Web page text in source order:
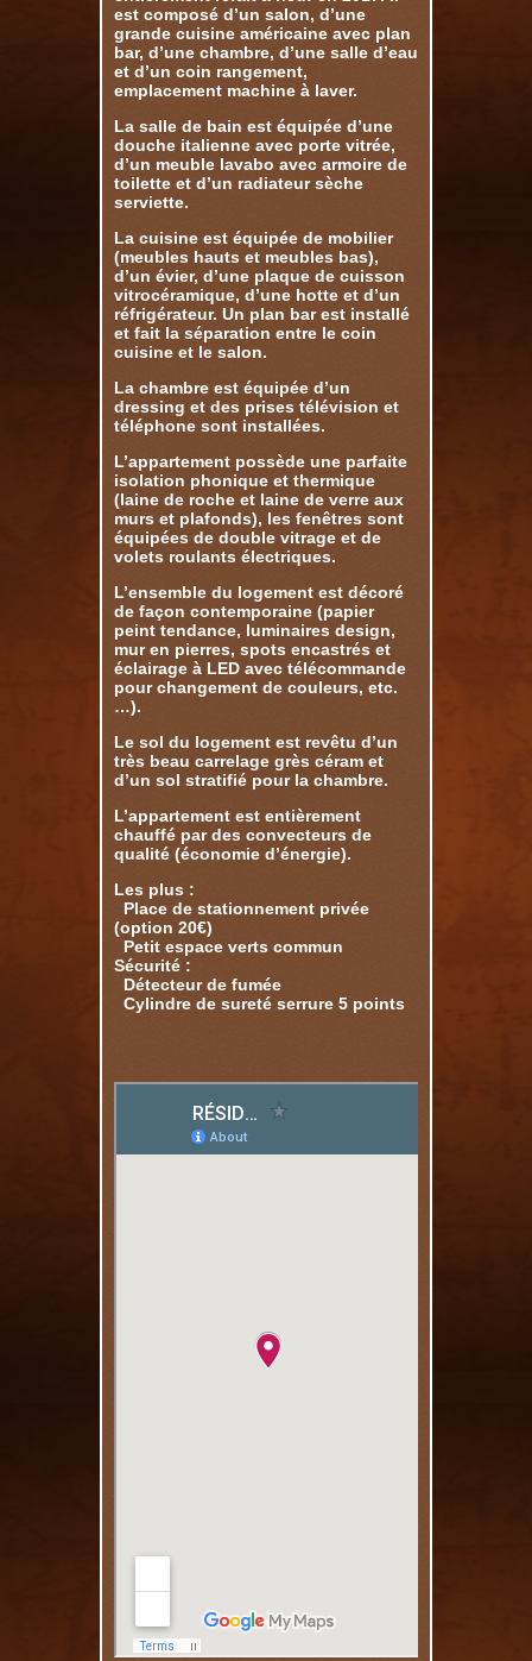
est composé d’un salon, d’une
grande cuisine américaine avec plan
bar, d’une chambre, d’une salle d’eau
et d’un coin rangement,
emplacement machine à laver.
La salle de bain est équipée d’une
douche italienne avec porte vitrée,
d’un meuble lavabo avec armoire de
toilette et d’un radiateur sèche
serviette.
La cuisine est équipée de mobilier
(meubles hauts et meubles bas),
d’un évier, d’une plaque de cuisson
vitrocéramique, d’une hotte et d’un
réfrigérateur. Un plan bar est installé
et fait la séparation entre le coin
cuisine et le salon.
La chambre est équipée d’un
dressing et des prises télévision et
téléphone sont installées.
L’appartement possède une parfaite
isolation phonique et thermique
(laine de roche et laine de verre aux
murs et plafonds), les fenêtres sont
équipées de double vitrage et de
volets roulants électriques.
L’ensemble du logement est décoré
de façon contemporaine (papier
peint tendance, luminaires design,
mur en pierres, spots encastrés et
éclairage à LED avec télécommande
pour changement de couleurs, etc.
…).
Le sol du logement est revêtu d’un
très beau carrelage grès céram et
d’un sol stratifié pour la chambre.
L’appartement est entièrement
chauffé par des convecteurs de
qualité (économie d’énergie).
Les plus :
Place de stationnement privée
(option 20€)
Petit espace verts commun
Sécurité :
Détecteur de fumée
Cylindre de sureté serrure 5 points